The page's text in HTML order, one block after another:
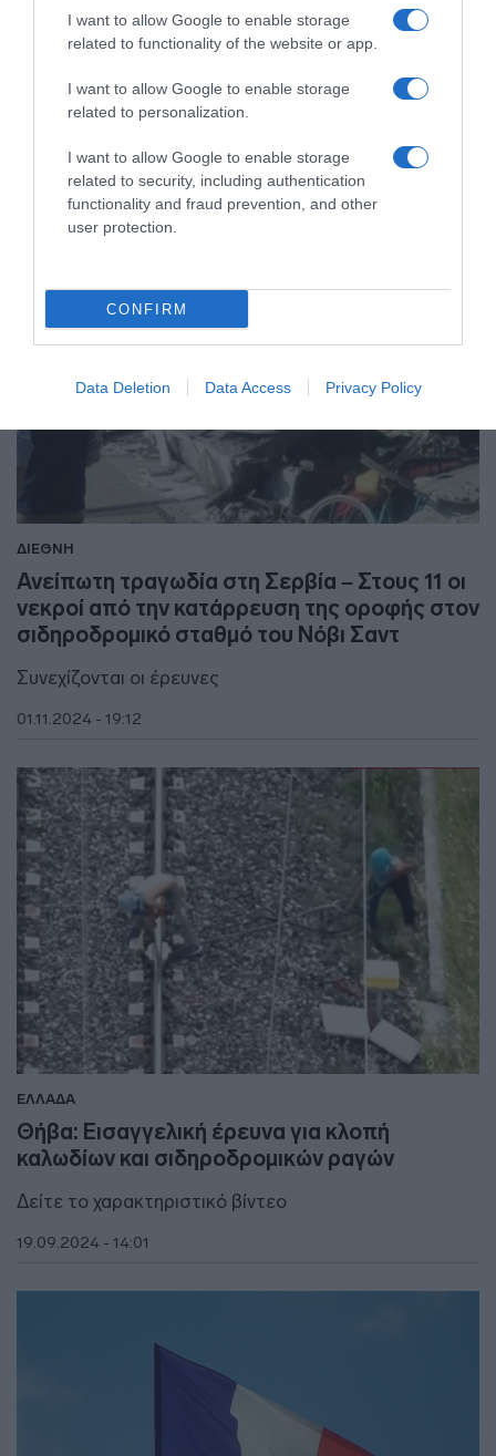
I want to allow Google to enable storage
related to functionality of the website or app.
I want to allow Google to enable storage
related to personalization.
I want to allow Google to enable storage
related to security, including authentication
functionality and fraud prevention, and other
user protection.
CONFIRM
Data Deletion Data Access Privacy Policy
ΔΙΕΘΝΗ
Σερβία: Στους 14 οι νεκροί από την τραγωδία
στο Νόβι Σαντ
Τι ανέφερε σε διάγγελμα του ο Βούτσιτς
01.11.2024 - 23:17
ΔΙΕΘΝΗ
Ανείπωτη τραγωδία στη Σερβία – Στους 11 οι
νεκροί από την κατάρρευση της οροφής στον
σιδηροδρομικό σταθμό του Νόβι Σαντ
Συνεχίζονται οι έρευνες
01.11.2024 - 19:12
ΕΛΛΑΔΑ
Θήβα: Εισαγγελική έρευνα για κλοπή
καλωδίων και σιδηροδρομικών ραγών
Δείτε το χαρακτηριστικό βίντεο
19.09.2024 - 14:01